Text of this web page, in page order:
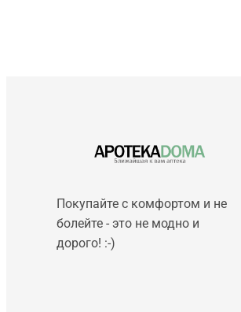
Покупайте с комфортом и не
болейте - это не модно и
дорого! :-)